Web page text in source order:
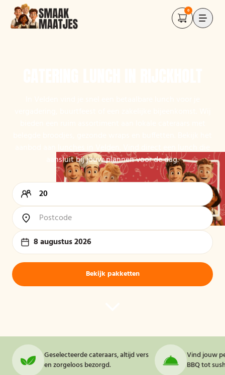
0
aansluit bij jouw plannen voor de dag.
8 augustus 2026
Bekijk pakketten
Geselecteerde cateraars, altijd vers
en zorgeloos bezorgd.
Vind jouw
BBQ tot